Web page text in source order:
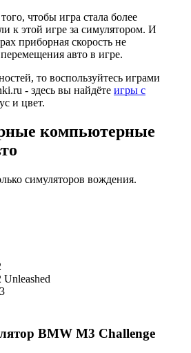
чтобы игра стала более
к этой игре за симулятором. И
приборная скорость не
перемещения авто в игре.
то воспользуйтесь играми
- здесь вы найдёте игры с
и цвет.
компьютерные
симуляторов вождения.
Unleashed
BMW M3 Challenge